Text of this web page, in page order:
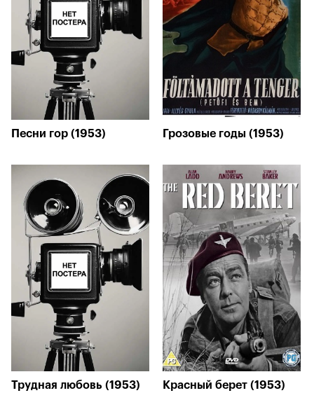
Песни гор (1953) Грозовые годы (1953)
Трудная любовь (1953) Красный берет (1953)